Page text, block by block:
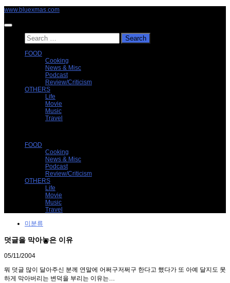
Skip
content
www.bluexmas.com
Search
for:
FOOD
Cooking
News & Misc
Podcast
Review/Criticism
OTHERS
Life
Movie
Music
Travel
FOOD
Cooking
News & Misc
Podcast
Review/Criticism
OTHERS
Life
Movie
Music
Travel
미분류
덧글을 막아놓은 이유
05/11/2004
뭐 덧글 많이 달아주신 분께 연말에 어쩌구저쩌구 한다고 했다가 또 아예 달지도 못
하게 막아버리는 변덕을 부리는 이유는…